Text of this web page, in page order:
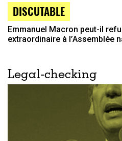
DISCUTABLE
Emmanuel Macron peut-il
extraordinaire à l’Assemblée
Legal-checking